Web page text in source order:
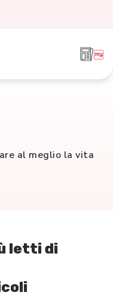
al meglio la vita
letti di